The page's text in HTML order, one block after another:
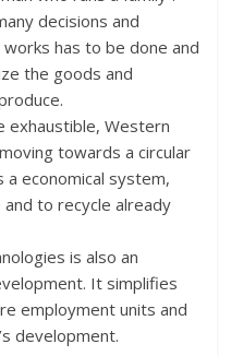
decisions and
has to be done and
the goods and
exhaustible, Western
towards a circular
a economical system,
to recycle already
is also an
It simplifies
employment units and
development.